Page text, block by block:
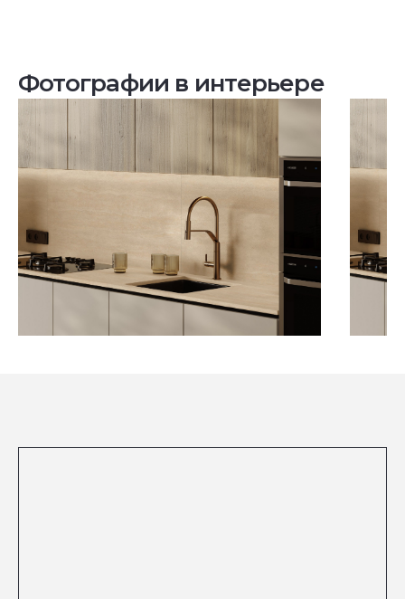
Фотографии в интерьере
Посмотреть все проекты